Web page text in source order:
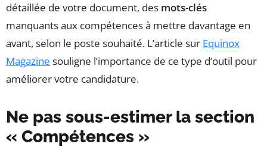
détaillée de votre document, des mots-clés
manquants aux compétences à mettre davantage en
avant, selon le poste souhaité. L’article sur Equinox
Magazine souligne l’importance de ce type d’outil pour
améliorer votre candidature.
Ne pas sous-estimer la section
« Compétences »